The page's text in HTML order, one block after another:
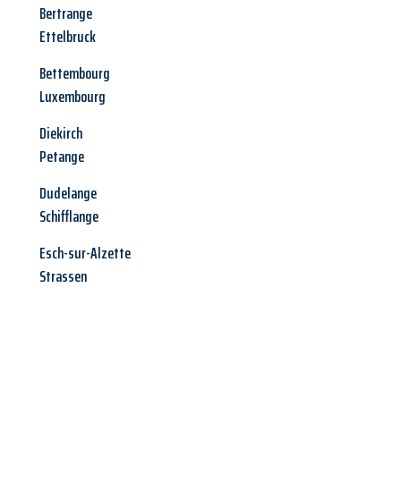
Bertrange
Ettelbruck
Bettembourg
Luxembourg
Diekirch
Petange
Dudelange
Schifflange
Esch-sur-Alzette
Strassen